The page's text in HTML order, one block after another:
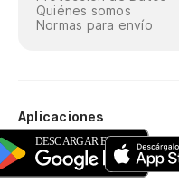
Quiénes somos
Normas para envío
Aplicaciones